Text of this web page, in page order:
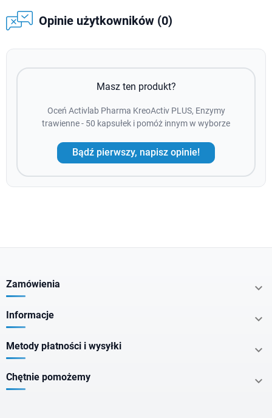
Opinie użytkowników (0)
Masz ten produkt?
Oceń Activlab Pharma KreoActiv PLUS, Enzymy
trawienne - 50 kapsułek i pomóż innym w wyborze
Bądź pierwszy, napisz opinie!
Zamówienia 
Informacje 
Metody płatności i wysyłki 
Chętnie pomożemy 